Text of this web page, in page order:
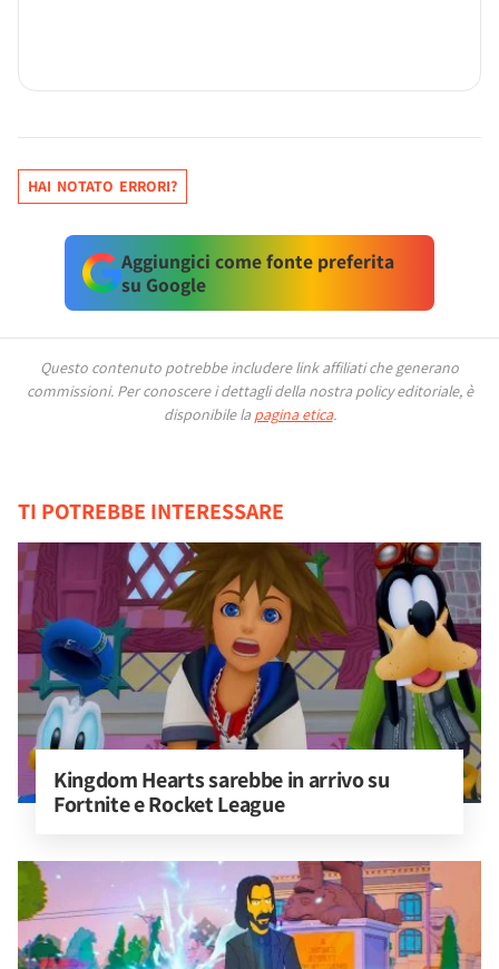
HAI NOTATO ERRORI?
Aggiungici come fonte preferita
su Google
Questo contenuto potrebbe includere link affiliati che generano
commissioni. Per conoscere i dettagli della nostra policy editoriale, è
disponibile la pagina etica.
TI POTREBBE INTERESSARE
Kingdom Hearts sarebbe in arrivo su
Fortnite e Rocket League